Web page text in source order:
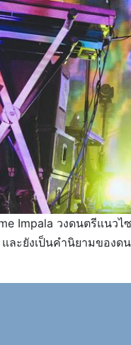
Impala วงดนตรีแนวไ
ละยังเป็นคำนิยามของด